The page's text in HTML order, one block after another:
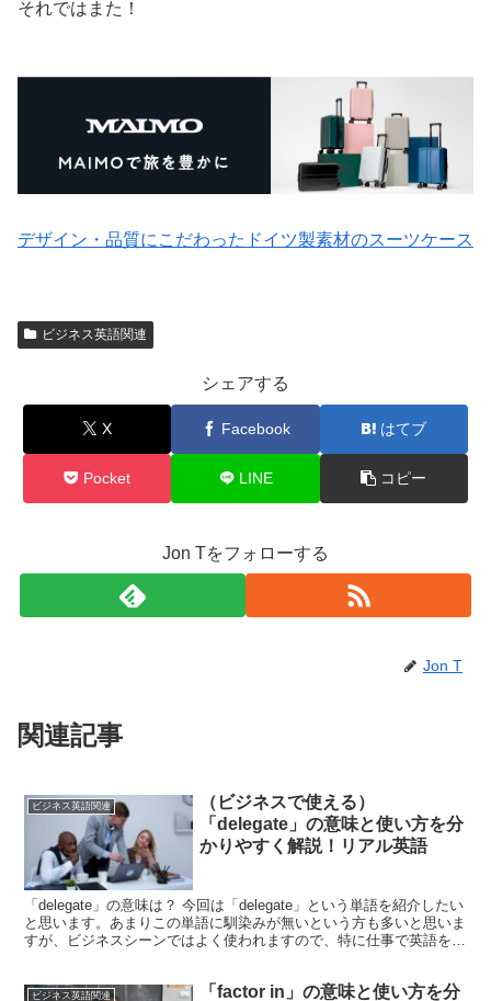
それではまた！
デザイン・品質にこだわったドイツ製素材のスーツケース
ビジネス英語関連
シェアする
X Facebook はてブ
Pocket LINE コピー
Jon Tをフォローする
Jon T
関連記事
ビジネス英語関連
（ビジネスで使える）
「delegate」の意味と使い方を分
かりやすく解説！リアル英語
「delegate」の意味は？ 今回は「delegate」という単語を紹介したい
と思います。あまりこの単語に馴染みが無いという方も多いと思いま
すが、ビジネスシーンではよく使われますので、特に仕事で英語を使
ビジネス英語関連
「factor in」の意味と使い方を分